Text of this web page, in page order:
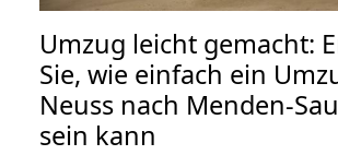
Umzug leicht gemacht:
Sie, wie einfach ein
Neuss nach Menden-
sein kann